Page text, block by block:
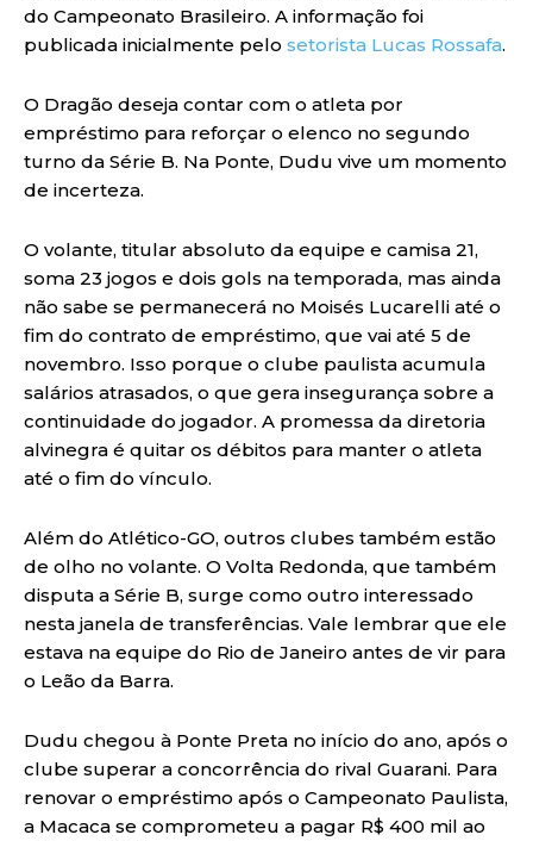
do Campeonato Brasileiro. A informação foi
publicada inicialmente pelo setorista Lucas Rossafa.
O Dragão deseja contar com o atleta por
empréstimo para reforçar o elenco no segundo
turno da Série B. Na Ponte, Dudu vive um momento
de incerteza.
O volante, titular absoluto da equipe e camisa 21,
soma 23 jogos e dois gols na temporada, mas ainda
não sabe se permanecerá no Moisés Lucarelli até o
fim do contrato de empréstimo, que vai até 5 de
novembro. Isso porque o clube paulista acumula
salários atrasados, o que gera insegurança sobre a
continuidade do jogador. A promessa da diretoria
alvinegra é quitar os débitos para manter o atleta
até o fim do vínculo.
Além do Atlético-GO, outros clubes também estão
de olho no volante. O Volta Redonda, que também
disputa a Série B, surge como outro interessado
nesta janela de transferências. Vale lembrar que ele
estava na equipe do Rio de Janeiro antes de vir para
o Leão da Barra.
Dudu chegou à Ponte Preta no início do ano, após o
clube superar a concorrência do rival Guarani. Para
renovar o empréstimo após o Campeonato Paulista,
a Macaca se comprometeu a pagar R$ 400 mil ao